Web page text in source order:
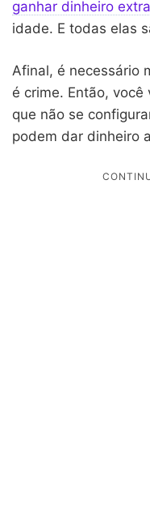
ganhar dinheiro extra
idade. E todas elas
Afinal, é necessário
é crime. Então,
que não se
podem dar dinheiro